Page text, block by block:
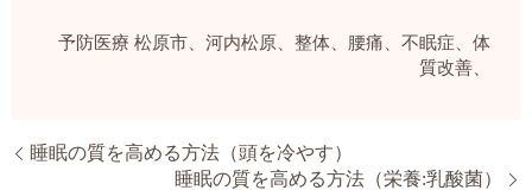
予防医療 松原市、河内松原、整体、腰痛、不眠症、体
質改善、
睡眠の質を高める方法（頭を冷やす）
睡眠の質を高める方法（栄養:乳酸菌）